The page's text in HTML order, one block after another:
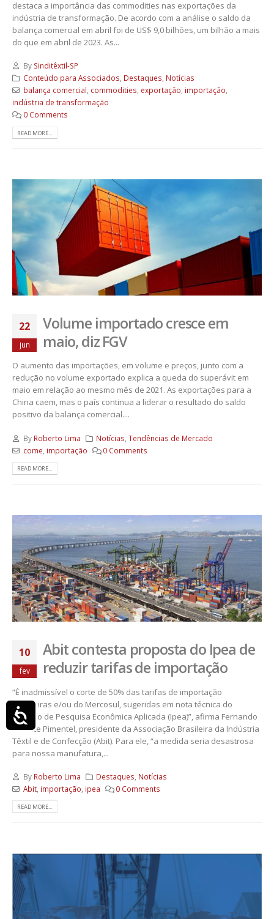
Acessibilidade
destaca a importância das commodities nas exportações da
indústria de transformação. De acordo com a análise o saldo da
balança comercial em abril foi de US$ 9,0 bilhões, um bilhão a mais
do que em abril de 2023. As...
By Sinditêxtil-SP
Conteúdo para Associados, Destaques, Notícias
balança comercial, commodities, exportação, importação,
indústria de transformação
0 Comments
READ MORE...
22
jun
Volume importado cresce em
maio, diz FGV
O aumento das importações, em volume e preços, junto com a
redução no volume exportado explica a queda do superávit em
maio em relação ao mesmo mês de 2021. As exportações para a
China caem, mas o país continua a liderar o resultado do saldo
positivo da balança comercial....
By Roberto Lima Notícias ,Tendências de Mercado
come importação 0 Comments
READ MORE...
10
fev
Abit contesta proposta do Ipea de
reduzir tarifas de importação
“É inadmissível o corte de 50% das tarifas de importação
brasileiras e/ou do Mercosul, sugeridas em nota técnica do
instituto de Pesquisa Econômica Aplicada (Ipea)”, afirma Fernando
Valente Pimentel, presidente da Associação Brasileira da Indústria
Têxtil e de Confecção (Abit). Para ele, “a medida seria desastrosa
para nossa manufatura,...
By Roberto Lima Destaques, Notícias
Abit, importação, ipea 0 Comments
READ MORE...